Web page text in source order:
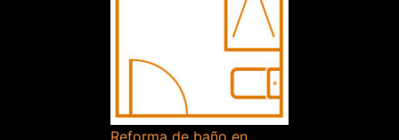
Reforma de baño en